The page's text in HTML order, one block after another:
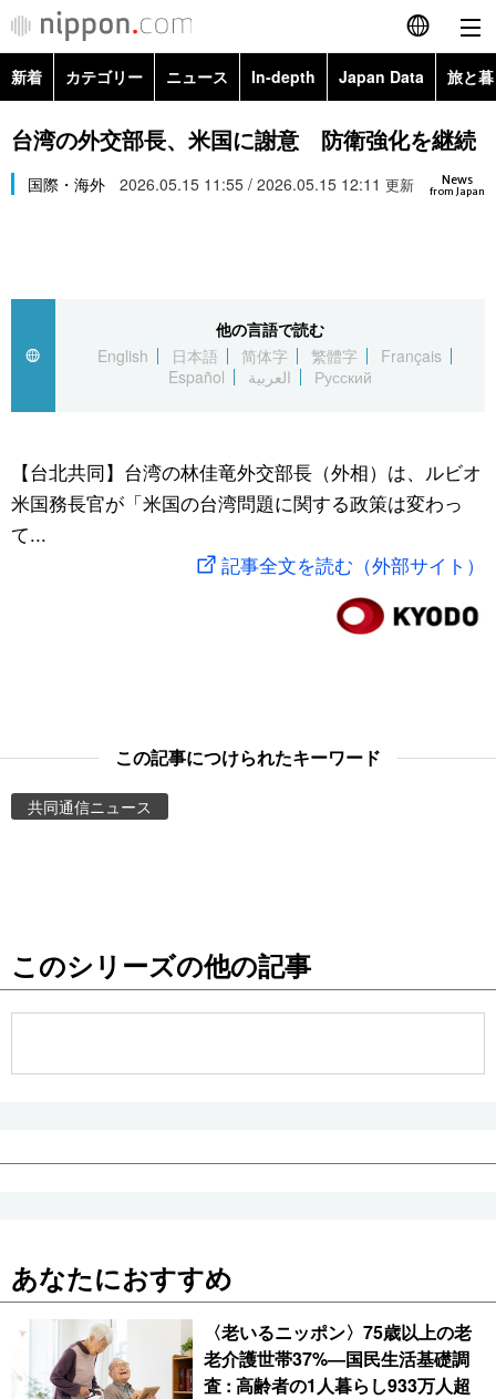
English
简体字
繁體字
العربية
社会
文化
旅と暮らし
動画/Live
お知らせ
新着 カテゴリー ニュース In-depth Japan Data 旅と
政治・外交
経済・ビジネス
社会
文化
科学・技術
暮らし
スポーツ・東京2020
Topics
Images
お知らせ
台湾の外交部長、米国に謝意 防衛強化を継続
News
from Japan
国際・海外 2026.05.15 11:55 / 2026.05.15 12:11 更新
他の言語で読む
English
日本語 简体字 繁體字
Français
Español
العربية Русский
【台北共同】台湾の林佳竜外交部長（外相）は、ルビオ
米国務長官が「米国の台湾問題に関する政策は変わっ
て...
記事全文を読む（外部サイト）
この記事につけられたキーワード
共同通信ニュース
このシリーズの他の記事
あなたにおすすめ
〈老いるニッポン〉75歳以上の老
老介護世帯37%―国民生活基礎調
査 : 高齢者の1人暮らし933万人超